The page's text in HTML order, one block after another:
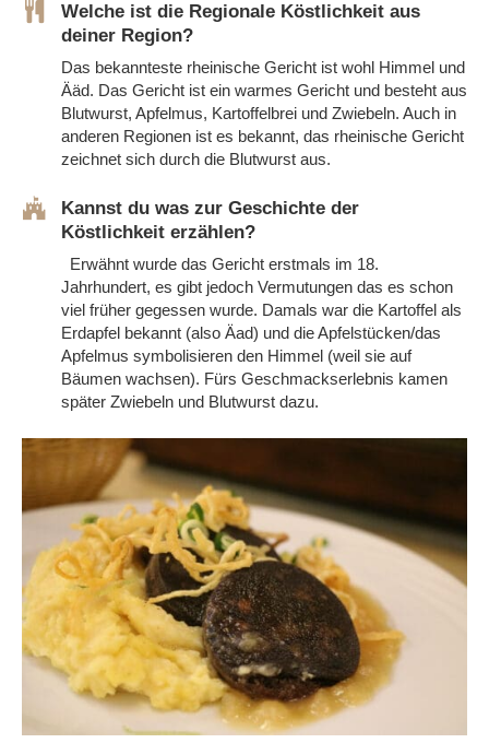
Welche ist die Regionale Köstlichkeit aus
deiner Region?
Das bekannteste rheinische Gericht ist wohl Himmel und
Ääd. Das Gericht ist ein warmes Gericht und besteht aus
Blutwurst, Apfelmus, Kartoffelbrei und Zwiebeln. Auch in
anderen Regionen ist es bekannt, das rheinische Gericht
zeichnet sich durch die Blutwurst aus.
Kannst du was zur Geschichte der
Köstlichkeit erzählen?
Erwähnt wurde das Gericht erstmals im 18.
Jahrhundert, es gibt jedoch Vermutungen das es schon
viel früher gegessen wurde. Damals war die Kartoffel als
Erdapfel bekannt (also Äad) und die Apfelstücken/das
Apfelmus symbolisieren den Himmel (weil sie auf
Bäumen wachsen). Fürs Geschmackserlebnis kamen
später Zwiebeln und Blutwurst dazu.